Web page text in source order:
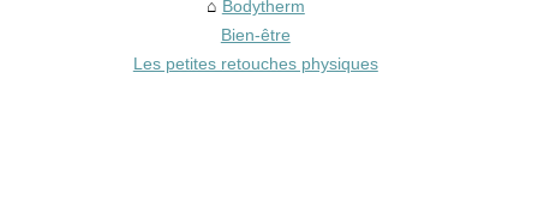
Bodytherm
Bien-être
Les petites retouches physiques